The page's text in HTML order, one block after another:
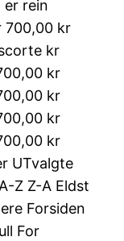
er rein
700,00 kr
kr
kr
kr
kr
kr
UTvalgte
Z Z-A Eldst
Forsiden
For